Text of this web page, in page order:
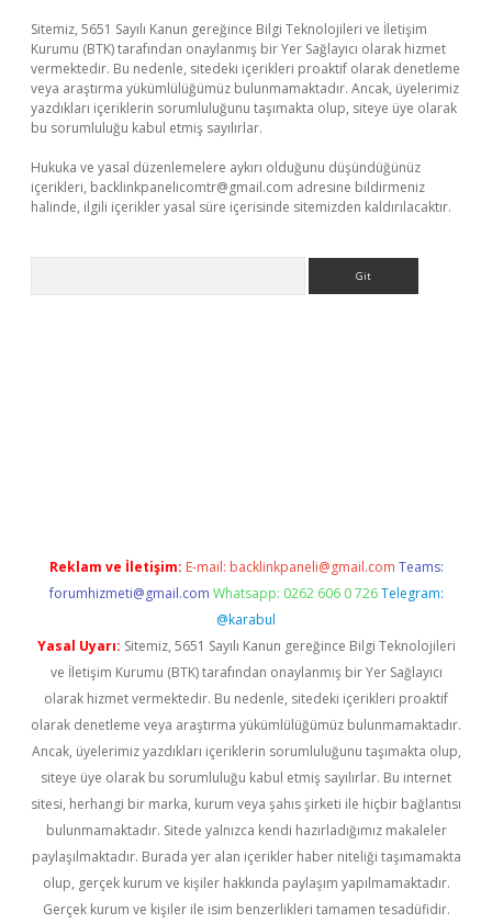
Sitemiz, 5651 Sayılı Kanun gereğince Bilgi Teknolojileri ve İletişim
Kurumu (BTK) tarafından onaylanmış bir Yer Sağlayıcı olarak hizmet
vermektedir. Bu nedenle, sitedeki içerikleri proaktif olarak denetleme
veya araştırma yükümlülüğümüz bulunmamaktadır. Ancak, üyelerimiz
yazdıkları içeriklerin sorumluluğunu taşımakta olup, siteye üye olarak
bu sorumluluğu kabul etmiş sayılırlar.
Hukuka ve yasal düzenlemelere aykırı olduğunu düşündüğünüz
içerikleri, backlinkpanelicomtr@gmail.com adresine bildirmeniz
halinde, ilgili içerikler yasal süre içerisinde sitemizden kaldırılacaktır.
Reklam ve İletişim: E-mail: backlinkpaneli@gmail.com Teams:
forumhizmeti@gmail.com Whatsapp: 0262 606 0 726 Telegram:
@karabul
Yasal Uyarı: Sitemiz, 5651 Sayılı Kanun gereğince Bilgi Teknolojileri
ve İletişim Kurumu (BTK) tarafından onaylanmış bir Yer Sağlayıcı
olarak hizmet vermektedir. Bu nedenle, sitedeki içerikleri proaktif
olarak denetleme veya araştırma yükümlülüğümüz bulunmamaktadır.
Ancak, üyelerimiz yazdıkları içeriklerin sorumluluğunu taşımakta olup,
siteye üye olarak bu sorumluluğu kabul etmiş sayılırlar. Bu internet
sitesi, herhangi bir marka, kurum veya şahıs şirketi ile hiçbir bağlantısı
bulunmamaktadır. Sitede yalnızca kendi hazırladığımız makaleler
paylaşılmaktadır. Burada yer alan içerikler haber niteliği taşımamakta
olup, gerçek kurum ve kişiler hakkında paylaşım yapılmamaktadır.
Gerçek kurum ve kişiler ile isim benzerlikleri tamamen tesadüfidir.